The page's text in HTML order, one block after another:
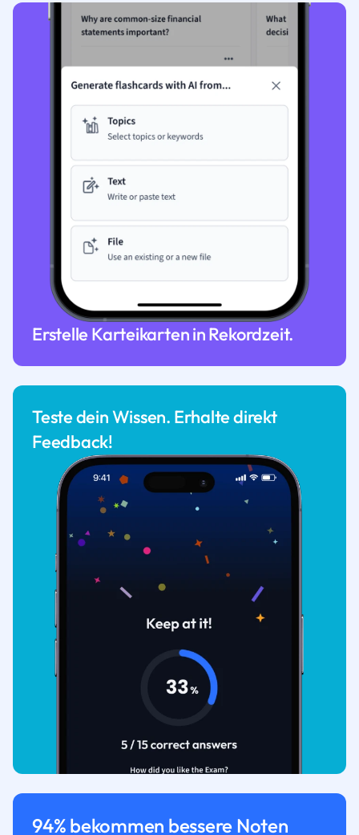
Erstelle Karteikarten in Rekordzeit.
Teste dein Wissen. Erhalte direkt
Feedback!
94% bekommen bessere Noten